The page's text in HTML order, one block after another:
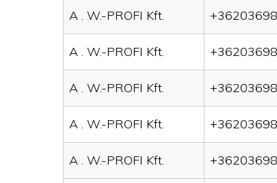
A . W.-PROFI Kft.
A . W.-PROFI Kft.
A . W.-PROFI Kft.
A . W.-PROFI Kft.
A . W.-PROFI Kft.